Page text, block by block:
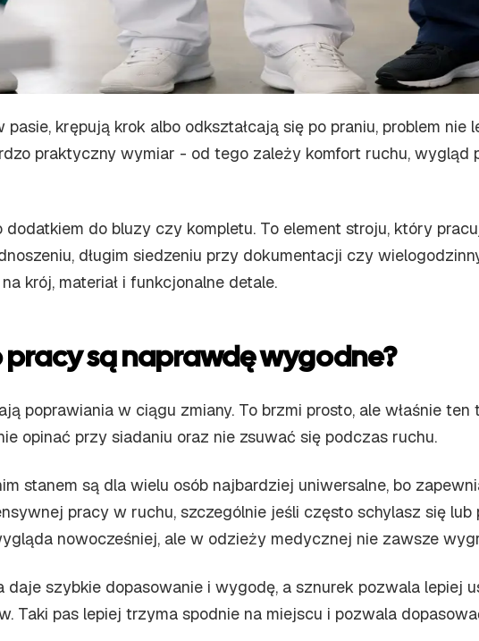
krępują krok albo odkształcają się po praniu, problem nie
praktyczny wymiar - od tego zależy komfort ruchu,
do bluzy czy kompletu. To element stroju, który
długim siedzeniu przy dokumentacji czy
krój, materiał i funkcjonalne detale.
są naprawdę wygodne?
poprawiania w ciągu zmiany. To brzmi prosto, ale właśnie
opinać przy siadaniu oraz nie zsuwać się podczas ruchu.
stanem są dla wielu osób najbardziej uniwersalne, bo
pracy w ruchu, szczególnie jeśli często schylasz się
nowocześniej, ale w odzieży medycznej nie zawsze
daje szybkie dopasowanie i wygodę, a sznurek pozwala lepiej
Taki pas lepiej trzyma spodnie na miejscu i pozwala